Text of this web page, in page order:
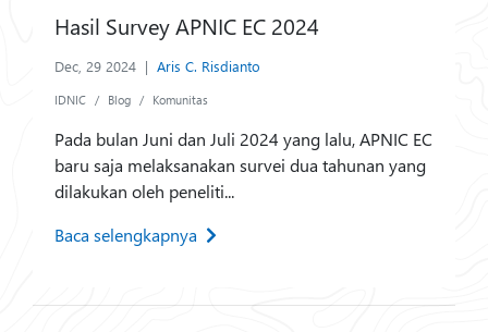
Hasil Survey APNIC EC 2024
Dec, 29 2024 | Aris C. Risdianto
IDNIC Blog Komunitas
Pada bulan Juni dan Juli 2024 yang lalu, APNIC EC
baru saja melaksanakan survei dua tahunan yang
dilakukan oleh peneliti...
Baca selengkapnya